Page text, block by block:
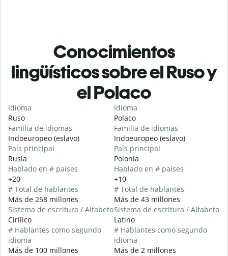
Conocimientos
lingüísticos sobre el Ruso y
el Polaco
Idioma
Ruso
Familia de idiomas
Indoeuropeo (eslavo)
País principal
Rusia
Hablado en # países
+20
# Total de hablantes
Más de 258 millones
Sistema de escritura / Alfabeto
Cirílico
# Hablantes como segundo
idioma
Más de 100 millones
Idioma
Polaco
Familia de idiomas
Indoeuropeo (eslavo)
País principal
Polonia
Hablado en # países
+10
# Total de hablantes
Más de 43 millones
Sistema de escritura / Alfabeto
Latino
# Hablantes como segundo
idioma
Más de 2 millones